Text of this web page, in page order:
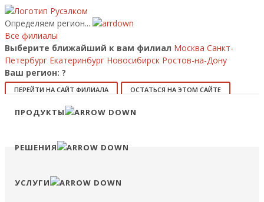
Определяем регион...
Все филиалы
Выберите ближайший к вам филиал Москва Санкт-
Петербург Екатеринбург Новосибирск Ростов-на-Дону
Ваш регион: ?
ПЕРЕЙТИ НА САЙТ ФИЛИАЛА ОСТАТЬСЯ НА ЭТОМ САЙТЕ
Позвонить
Сравнение
ПРОДУКТЫ
РЕШЕНИЯ
УСЛУГИ